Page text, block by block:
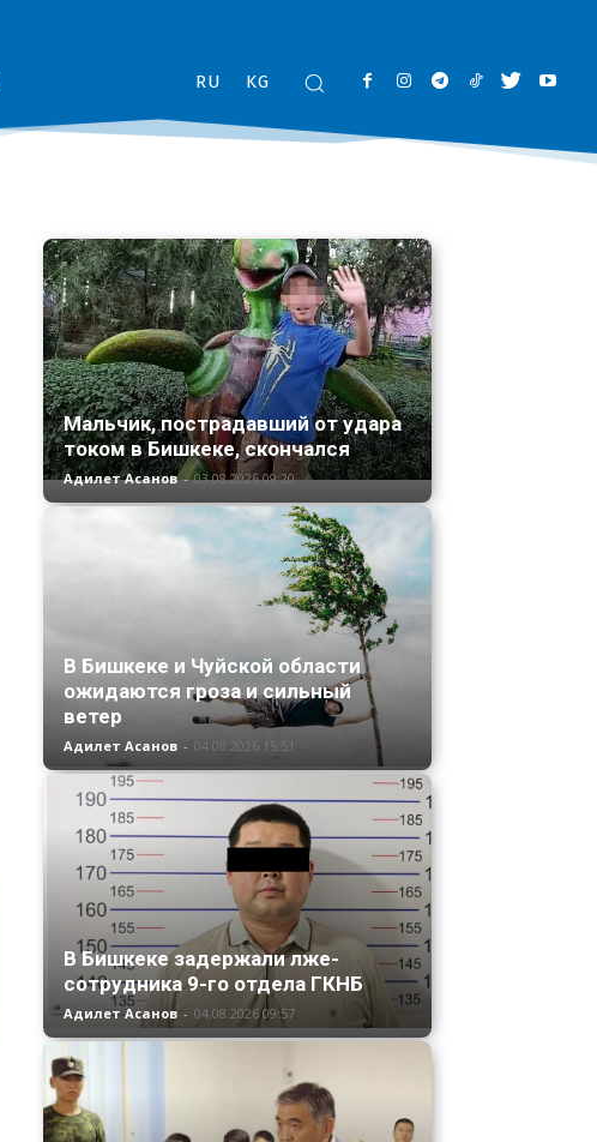
RU KG
Мальчик, пострадавший от удара
током в Бишкеке, скончался
Адилет Асанов - 03.08.2026 09:20
В Бишкеке и Чуйской области
ожидаются гроза и сильный
ветер
Адилет Асанов - 04.08.2026 15:51
В Бишкеке задержали лже-
сотрудника 9-го отдела ГКНБ
Адилет Асанов - 04.08.2026 09:57